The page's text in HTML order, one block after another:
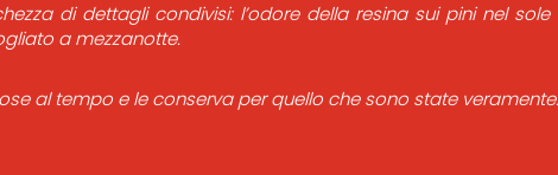
di dettagli condivisi: l’odore della resina sui pini nel sole
a mezzanotte.
al tempo e le conserva per quello che sono state veramente.